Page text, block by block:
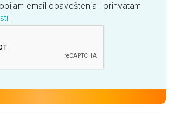
email obaveštenja i prihvatam
.